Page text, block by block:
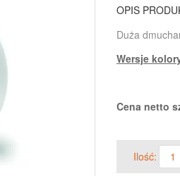
OPIS
Duża
Wersje
Cena netto
Ilość: